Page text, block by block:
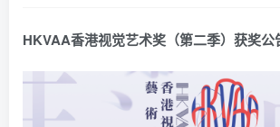
HKVAA香港视觉艺术奖 （第二季）获奖公